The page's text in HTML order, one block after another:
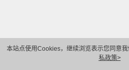
本站点使用Cookies，继续浏览表示您同意我
私政策>